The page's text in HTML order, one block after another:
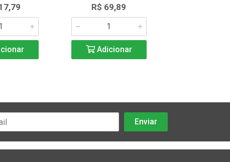
R$ 69,89
Adicionar